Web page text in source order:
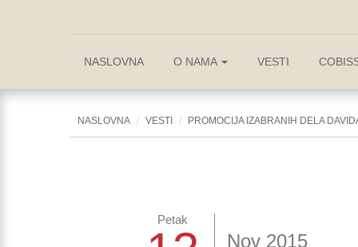
NASLOVNA O NAMA VESTI
NASLOVNA VESTI PROMOCIJA IZABRANIH DELA
Petak
Nov 2015